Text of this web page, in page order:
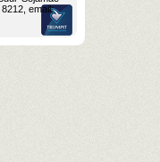
email: